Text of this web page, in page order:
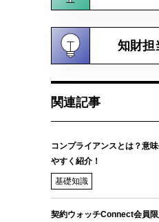
知財担
関連記事
コンプライアンスとは？意
やすく紹介！
基礎知識
契約ウォッチConnect会員